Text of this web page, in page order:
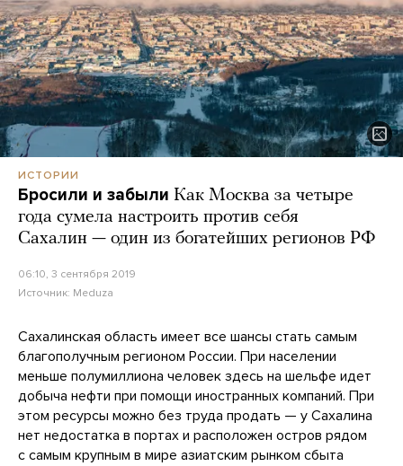
ИСТОРИИ
Бросили и забыли Как Москва за четыре
года сумела настроить против себя
Сахалин — один из богатейших регионов РФ
06:10, 3 сентября 2019
Источник: Meduza
Сахалинская область имеет все шансы стать самым
благополучным регионом России. При населении
меньше полумиллиона человек здесь на шельфе идет
добыча нефти при помощи иностранных компаний. При
этом ресурсы можно без труда продать — у Сахалина
нет недостатка в портах и расположен остров рядом
с самым крупным в мире азиатским рынком сбыта